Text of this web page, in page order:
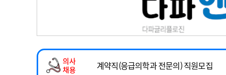
3
AI의료
4
전공의 모집 결과
포토뉴스
메디 Hospital 지역병원 중소병원
인포메이션 행정처분 판례
의사
채용
2026년 하반기 인턴 모집
마취통증의학과 임기제 임상의사 채용
계약직(응급의학과 전문의) 직원모집